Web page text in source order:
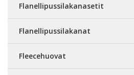
Flanellipussilakanasetit
Flanellipussilakanat
Fleecehuovat